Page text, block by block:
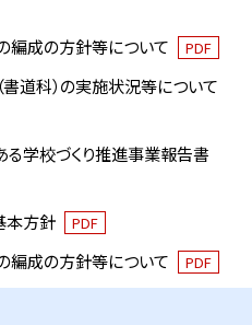
編成の方針等について
PDF
道科）の実施状況等について
る学校づくり推進事業報告書
本方針 PDF
編成の方針等について PDF